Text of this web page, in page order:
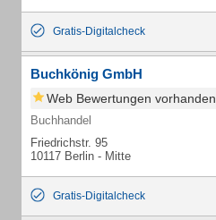
Gratis-Digitalcheck
Buchkönig GmbH
Web Bewertungen vorhanden
Buchhandel
Friedrichstr. 95
10117 Berlin - Mitte
Gratis-Digitalcheck